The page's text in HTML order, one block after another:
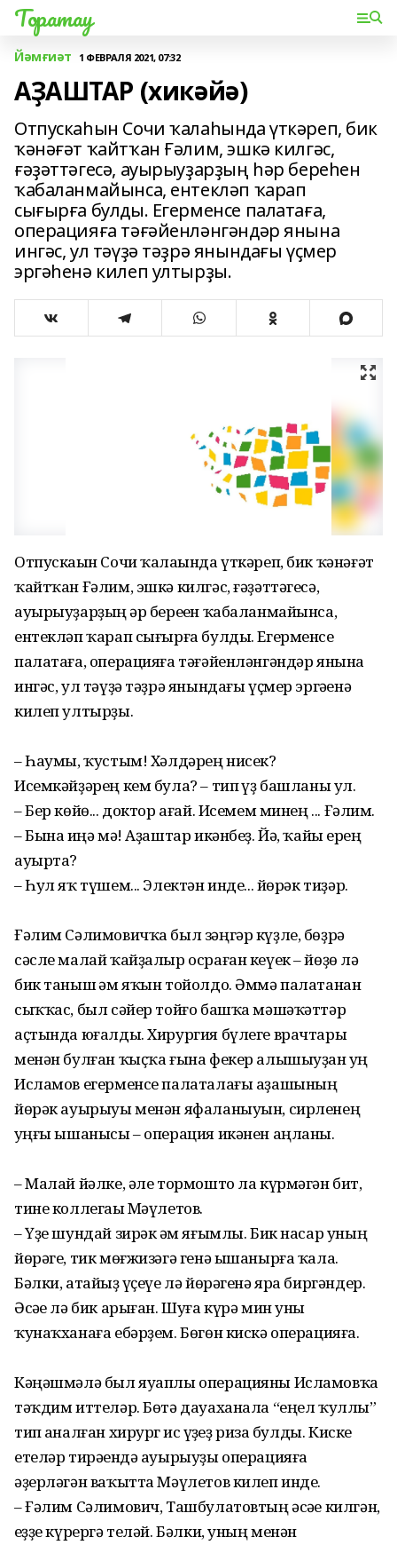
Торатау
Йәмғиәт 1 ФЕВРАЛЯ 2021, 07:32
АҘАШТАР (хикәйә)
Отпускаһын Сочи ҡалаһында үткәреп, бик
ҡәнәғәт ҡайтҡан Ғәлим, эшкә килгәс,
ғәҙәттәгесә, ауырыуҙарҙың һәр береһен
ҡабаланмайынса, ентекләп ҡарап
сығырға булды. Егерменсе палатаға,
операцияға тәғәйенләнгәндәр янына
ингәс, ул тәүҙә тәҙрә янындағы үҫмер
эргәһенә килеп ултырҙы.
Отпускаһын Сочи ҡалаһында үткәреп, бик ҡәнәғәт
ҡайтҡан Ғәлим, эшкә килгәс, ғәҙәттәгесә,
ауырыуҙарҙың һәр береһен ҡабаланмайынса,
ентекләп ҡарап сығырға булды. Егерменсе
палатаға, операцияға тәғәйенләнгәндәр янына
ингәс, ул тәүҙә тәҙрә янындағы үҫмер эргәһенә
килеп ултырҙы.
– Һаумы, ҡустым! Хәлдәрең нисек?
Исемкәйҙәрең кем була? – тип һүҙ башланы ул.
– Бер көйө... доктор ағай. Исемем минең ... Ғәлим.
– Бына һиңә мә! Аҙаштар икәнбеҙ. Йә, ҡайһы ерең
ауырта?
– Һул яҡ түшем... Электән инде... йөрәк тиҙәр.
Ғәлим Сәлимовичҡа был зәңгәр күҙле, бөҙрә
сәсле малай ҡайҙалыр осраған кеүек – йөҙө лә
бик таныш һәм яҡын тойолдо. Әммә палатанан
сыҡҡас, был сәйер тойғо башҡа мәшәҡәттәр
аҫтында юғалды. Хирургия бүлеге врачтары
менән булған ҡыҫҡа ғына фекер алышыуҙан һуң
Исламов егерменсе палаталағы аҙашының
йөрәк ауырыуы менән яфаланыуын, сирленең
һуңғы ышанысы – операция икәнен аңланы.
– Малай йәлке, әле тормошто ла күрмәгән бит,
тине коллегаһы Мәүлетов.
– Үҙе шундай зирәк һәм яғымлы. Бик насар уның
йөрәге, тик мөғжизәгә генә ышанырға ҡала.
Бәлки, атайһыҙ үҫеүе лә йөрәгенә яра биргәндер.
Әсәһе лә бик арыған. Шуға күрә мин уны
ҡунаҡханаға ебәрҙем. Бөгөн кискә операцияға.
Кәңәшмәлә был яуаплы операцияны Исламовҡа
тәҡдим иттеләр. Бөтә дауаханала “еңел ҡуллы”
тип һаналған хирург һис һүҙһеҙ риза булды. Киске
етеләр тирәһендә ауырыуҙы операцияға
әҙерләгән ваҡытта Мәүлетов килеп инде.
– Ғәлим Сәлимович, Ташбулатовтың әсәһе килгән,
һеҙҙе күрергә теләй. Бәлки, уның менән